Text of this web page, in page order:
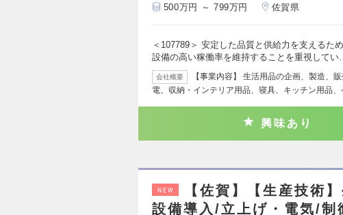
500万円 ～ 799万円 佐賀県
＜107789＞ 安定した品質と供給力を支えるた
設備の高い稼働率を維持することを重視してい…
会社概要
【事業内容】 生活用品の企画、製造、
電、収納・インテリア用品、寝具、キッチン用品、
興味あり
NEW
【佐賀】【生産技術
設備導入/立上げ・電気/制